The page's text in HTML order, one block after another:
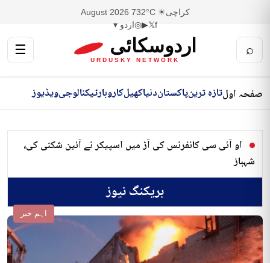
کراچی☀ 32°C
7 August 2026
f
𝕏
▶
◎اردو ▾
⌕ اردوسکائی
URDUSKY NETWORK
☰
صفحہ اولتازہ ترینپاکستاندنیاکھیلکاروبارٹیکنالوجیویڈیوز
او آئی سی کانفرنس کی آڑ میں اسپیکر نے آئین شکنی کی،
شہباز
بریکنگ نیوز
اہم خبر